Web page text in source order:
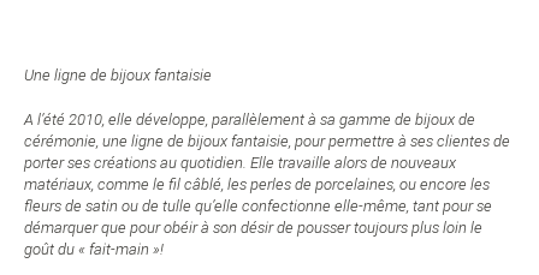
Une ligne de bijoux fantaisie
A l’été 2010, elle développe, parallèlement à sa gamme de bijoux de
cérémonie, une ligne de bijoux fantaisie, pour permettre à ses clientes de
porter ses créations au quotidien. Elle travaille alors de nouveaux
matériaux, comme le fil câblé, les perles de porcelaines, ou encore les
fleurs de satin ou de tulle qu’elle confectionne elle-même, tant pour se
démarquer que pour obéir à son désir de pousser toujours plus loin le
goût du « fait-main »!